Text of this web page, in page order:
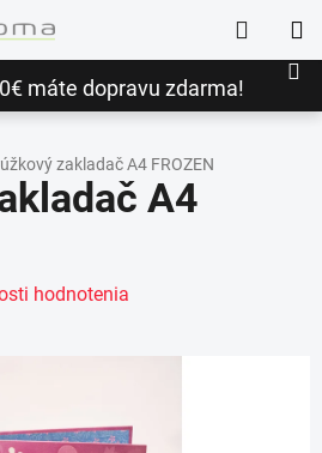
máte dopravu zdarma!
Hľadať
zakladač A4 FROZEN
A4
hodnotenia